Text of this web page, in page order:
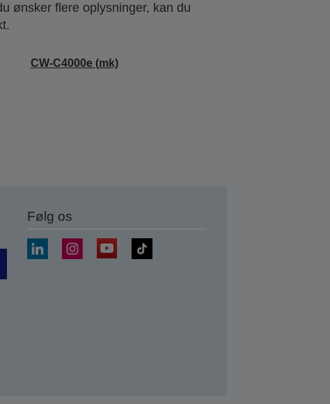
ønsker flere oplysninger, kan du
CW-C4000e (mk)
Følg os